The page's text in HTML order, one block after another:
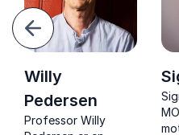
Willy
Pedersen
Professor Willy